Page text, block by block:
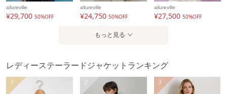
allureville
¥29,700 50%OFF
allureville
¥24,750 50%OFF
allureville
¥27,500 50%OFF
もっと見る
レディーステーラードジャケットランキング
1 2 3